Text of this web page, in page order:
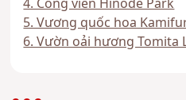
4. Công viên Hinode Park
5. Vương quốc hoa
6. Vườn oải hương Tomita